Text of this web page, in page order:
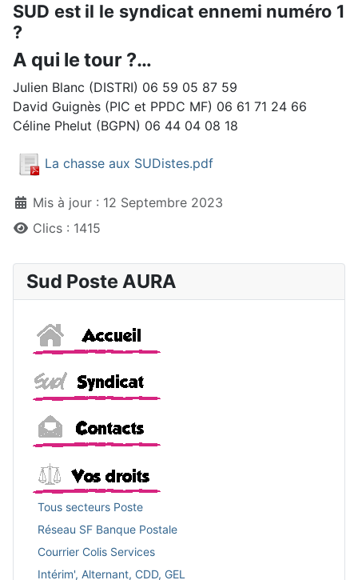
SUD est il le syndicat ennemi numéro 1
?
A qui le tour ?…
Julien Blanc (DISTRI) 06 59 05 87 59
David Guignès (PIC et PPDC MF) 06 61 71 24 66
Céline Phelut (BGPN) 06 44 04 08 18
La chasse aux SUDistes.pdf
DétailsMis à jour : 12 Septembre 2023
Clics : 1415
Sud Poste AURA
Tous secteurs Poste
Réseau SF Banque Postale
Courrier Colis Services
Intérim', Alternant, CDD, GEL